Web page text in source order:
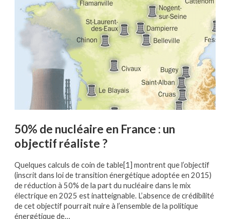
50% de nucléaire en France : un
objectif réaliste ?
Quelques calculs de coin de table[1] montrent que l’objectif
(inscrit dans loi de transition énergétique adoptée en 2015)
de réduction à 50% de la part du nucléaire dans le mix
électrique en 2025 est inatteignable. L’absence de crédibilité
de cet objectif pourrait nuire à l’ensemble de la politique
énergétique de…